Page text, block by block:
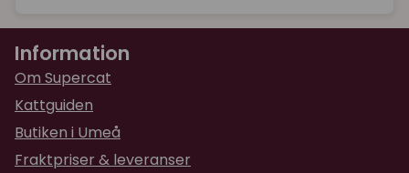
Information
Om Supercat
Kattguiden
Butiken i Umeå
Fraktpriser & leveranser